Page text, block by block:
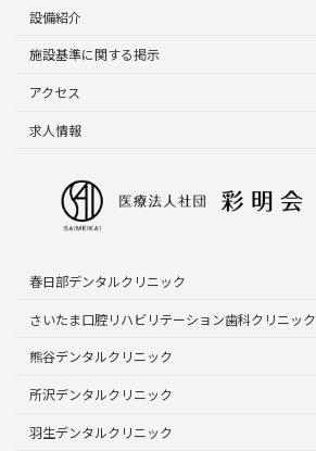
設備紹介
施設基準に関する掲示
アクセス
求人情報
春日部デンタルクリニック
さいたま口腔リハビリテーション歯科クリニック
熊谷デンタルクリニック
所沢デンタルクリニック
羽生デンタルクリニック